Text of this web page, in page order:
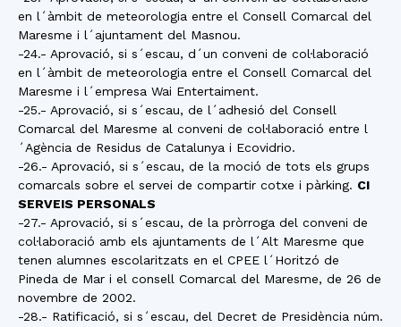
en l´àmbit de meteorologia entre el Consell Comarcal del
Maresme i l´ajuntament del Masnou.
-24.- Aprovació, si s´escau, d´un conveni de col·laboració
en l´àmbit de meteorologia entre el Consell Comarcal del
Maresme i l´empresa Wai Entertaiment.
-25.- Aprovació, si s´escau, de l´adhesió del Consell
Comarcal del Maresme al conveni de col·laboració entre l
´Agència de Residus de Catalunya i Ecovidrio.
-26.- Aprovació, si s´escau, de la moció de tots els grups
comarcals sobre el servei de compartir cotxe i pàrking. CI
SERVEIS PERSONALS
-27.- Aprovació, si s´escau, de la pròrroga del conveni de
col·laboració amb els ajuntaments de l´Alt Maresme que
tenen alumnes escolaritzats en el CPEE l´Horitzó de
Pineda de Mar i el consell Comarcal del Maresme, de 26 de
novembre de 2002.
-28.- Ratificació, si s´escau, del Decret de Presidència núm.